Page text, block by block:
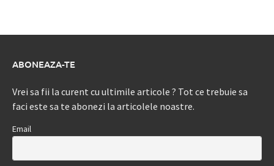
ABONEAZA-TE
Vrei sa fii la curent cu ultimile articole ? Tot ce trebuie sa
faci este sa te abonezi la articolele noastre.
Email